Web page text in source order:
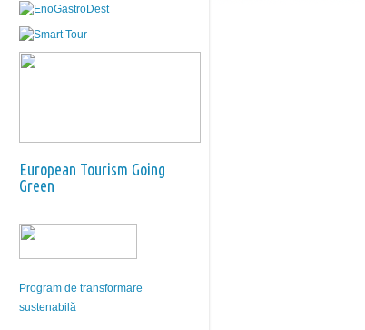
European Tourism Going
Green
Program de transformare
sustenabilă